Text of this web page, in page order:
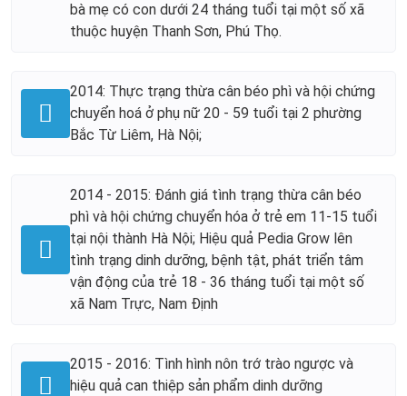
bà mẹ có con dưới 24 tháng tuổi tại một số xã
thuộc huyện Thanh Sơn, Phú Thọ.
2014: Thực trạng thừa cân béo phì và hội chứng
chuyển hoá ở phụ nữ 20 - 59 tuổi tại 2 phường
Bắc Từ Liêm, Hà Nội;
2014 - 2015: Đánh giá tình trạng thừa cân béo
phì và hội chứng chuyển hóa ở trẻ em 11-15 tuổi
tại nội thành Hà Nội; Hiệu quả Pedia Grow lên
tình trạng dinh dưỡng, bệnh tật, phát triển tâm
vận động của trẻ 18 - 36 tháng tuổi tại một số
xã Nam Trực, Nam Định
2015 - 2016: Tình hình nôn trớ trào ngược và
hiệu quả can thiệp sản phẩm dinh dưỡng